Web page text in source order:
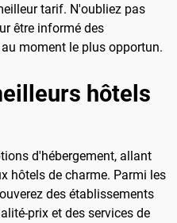
tarif. N'oubliez pas
être informé des
moment le plus opportun.
hôtels
d'hébergement, allant
hôtels de charme. Parmi les
des établissements
prix et des services de